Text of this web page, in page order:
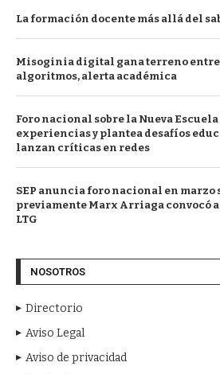
La formación docente más allá del
Misoginia digital gana terreno entre
algoritmos, alerta académica
Foro nacional sobre la Nueva
experiencias y plantea desafíos
lanzan críticas en redes
SEP anuncia foro nacional en marzo
previamente Marx Arriaga convocó
LTG
NOSOTROS
Directorio
Aviso Legal
Aviso de privacidad